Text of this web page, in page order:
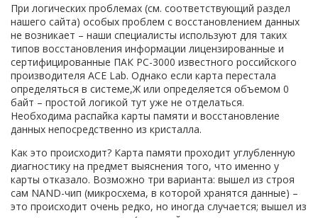
При логических проблемах (см. соответствующий раздел
нашего сайта) особых проблем с восстановлением данных
не возникает – наши специалисты используют для таких
типов восстановления информации лицензированные и
сертифицированные ПАК РС-3000 известного российского
производителя АСЕ Lab. Однако если карта перестала
определяться в системе,Ж или определяется объемом 0
байт – простой логикой тут уже не отделаться.
Необходима распайка карты памяти и восстановление
данных непосредственно из кристалла.
Как это происходит? Карта памяти проходит углубленную
диагностику на предмет выяснения того, что именно у
карты отказало. Возможно три варианта: вышел из строя
сам NAND-чип (микросхема, в которой хранятся данные) –
это происходит очень редко, но иногда случается; вышел из